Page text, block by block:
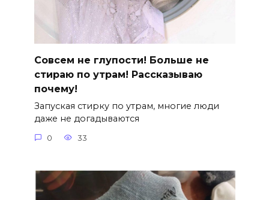
Совсем не глупости! Больше не
стираю по утрам! Рассказываю
почему!
Запуская стирку по утрам, многие люди
даже не догадываются
0 33